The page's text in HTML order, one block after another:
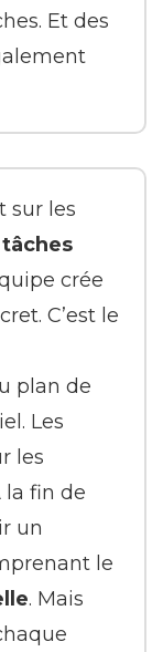
Et des
sur les
crée
C’est le
plan de
Les
les
la fin de
un
le
. Mais